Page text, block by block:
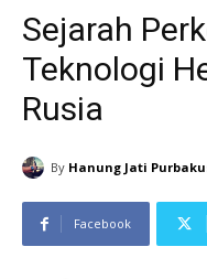
Sejarah
Teknologi
Rusia
By Hanung Jati
Facebook